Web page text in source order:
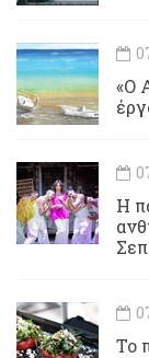
«Ο
Η
Το